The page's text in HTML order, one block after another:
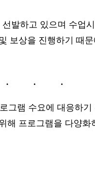
발하고 있으며 수업
보상을 진행하기 때
그램 수요에 대응하
해 프로그램을 다양화